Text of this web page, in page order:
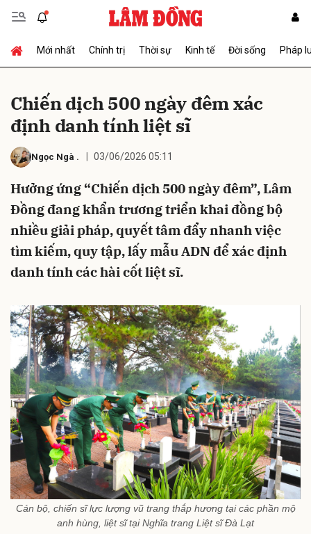
Mới nhất Chính trị Thời sự Kinh tế Đời sống Pháp
Chiến dịch 500 ngày đêm xác
định danh tính liệt sĩ
Ngọc Ngà . 03/06/2026 05:11
Hưởng ứng “Chiến dịch 500 ngày đêm”, Lâm
Đồng đang khẩn trương triển khai đồng bộ
nhiều giải pháp, quyết tâm đẩy nhanh việc
tìm kiếm, quy tập, lấy mẫu ADN để xác định
danh tính các hài cốt liệt sĩ.
Cán bộ, chiến sĩ lực lượng vũ trang thắp hương tại các phần mộ
anh hùng, liệt sĩ tại Nghĩa trang Liệt sĩ Đà Lạt
Gửi bình luận
Hủy Gửi